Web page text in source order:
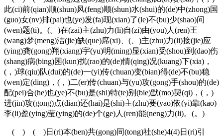
此(ci)前(qian)顺(shun)风(feng)顺(shun)水(shui)的(de)中(zhong)国
(guo)女(nv)排(pai)也(ye)发(fa)现(xian)了(le)不(bu)少(shao)问
(wen)题(ti)。(。)在(zai)主(zhu)力(li)自(zi)由(you)人(ren)王
(wang)梦(meng)洁(jie)缺(que)席(xi)、(、)主(zhu)力(li)接(jie)应
(ying)龚(gong)翔(xiang)宇(yu)明(ming)显(xian)受(shou)到(dao)伤
(shang)病(bing)困(kun)扰(rao)的(de)情(qing)况(kuang)下(xia)，
(，)球(qiu)队(dui)的(de)一(yi)传(chuan)变(bian)得(de)不(bu)稳
(wen)定(ding)，(，)二(er)传(chuan)与(yu)攻(gong)手(shou)的(de)
配(pei)合(he)也(ye)不(bu)是(shi)特(te)别(bie)默(mo)契(qi)，(，)
进(jin)攻(gong)点(dian)还(hai)是(shi)主(zhu)要(yao)依(yi)靠(kao)
李(li)盈(ying)莹(ying)的(de)个(ge)人(ren)能(neng)力(li)。(。)
( ) ( )日(ri)本(ben)共(gong)同(tong)社(she)4(4)日(ri)引